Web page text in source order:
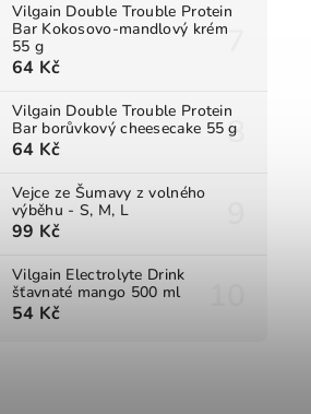
Vilgain Double Trouble Protein
Bar Kokosovo-mandlový krém
55 g
64 Kč
Vilgain Double Trouble Protein
Bar borůvkový cheesecake 55 g
64 Kč
Vejce ze Šumavy z volného
výběhu - S, M, L
99 Kč
Vilgain Electrolyte Drink
šťavnaté mango 500 ml
54 Kč